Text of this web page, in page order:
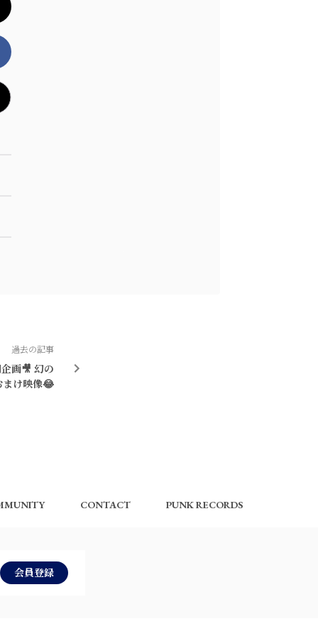
過去の記事
画🎥 幻の
まけ映像😂
CONTACT PUNK RECORDS
会員登録